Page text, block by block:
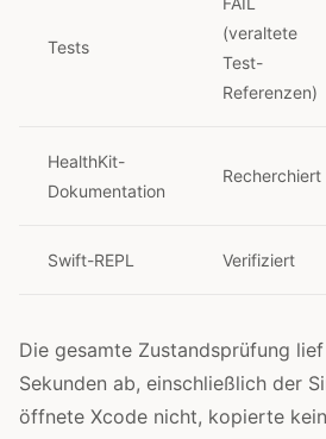
Tests
(veraltete
Test-
Referenzen)
HealthKit-
Dokumentation
Recherchiert
Swift-REPL Verifiziert
Die gesamte Zustandsprüfung
Sekunden ab, einschließlich der
öffnete Xcode nicht, kopierte